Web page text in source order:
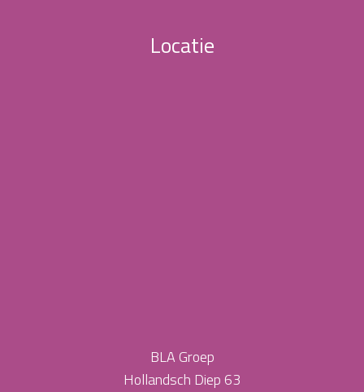
Locatie
BLA Groep
Hollandsch Diep 63